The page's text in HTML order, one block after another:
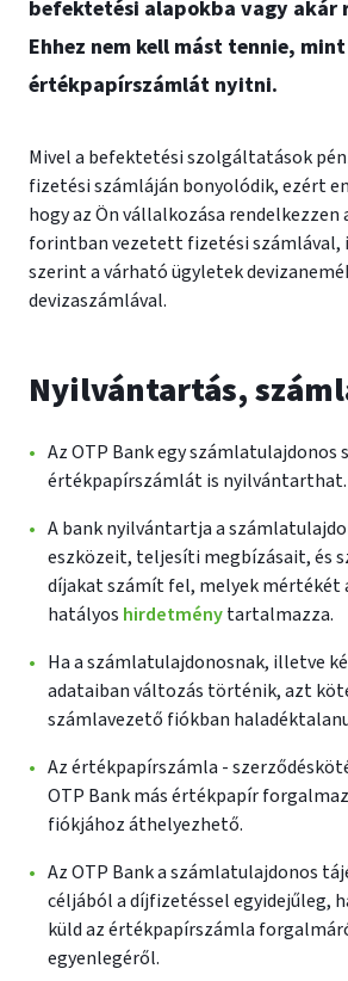
befektetési alapokba vagy akár
Ehhez nem kell mást tennie,
értékpapírszámlát nyitni.
Mivel a befektetési szolgáltatások
fizetési számláján bonyolódik, ezért
hogy az Ön vállalkozása rendelkezzen
forintban vezetett fizetési számlával,
szerint a várható ügyletek
devizaszámlával.
Nyilvántartás,
Az OTP Bank egy számlatulajdonos
értékpapírszámlát is nyilvántarthat.
A bank nyilvántartja a
eszközeit, teljesíti megbízásait, és
díjakat számít fel, melyek mértékét
hatályos hirdetménytartalmazza.
Ha a számlatulajdonosnak, illetve
adataiban változás történik, azt
számlavezető fiókban
Az értékpapírszámla -
OTP Bank más értékpapír
fiókjához áthelyezhető.
Az OTP Bank a számlatulajdonos
céljából a díjfizetéssel egyidejűleg,
küld az értékpapírszámla
egyenlegéről.